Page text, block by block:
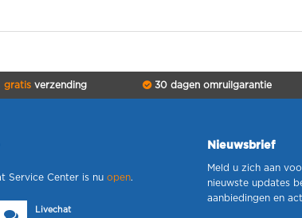
gratisverzending 30 dagen omruilgarantie
Service Center is nu open.
Livechat
Nieuwsbrief
Meld u zich aan
nieuwste updates
aanbiedingen en